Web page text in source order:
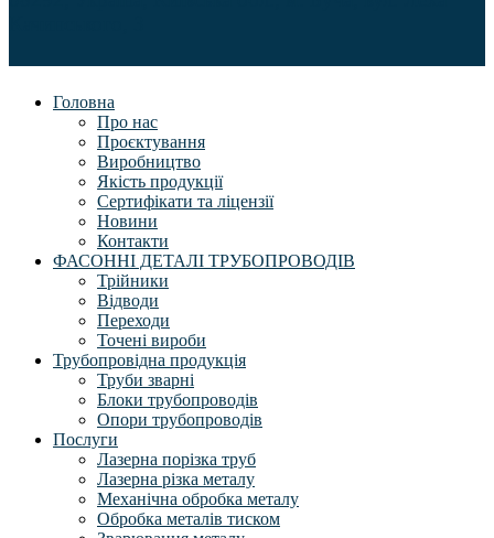
Головна
Про нас
Проєктування
Виробництво
Якість продукції
Сертифікати та ліцензії
Новини
Контакти
ФАСОННІ ДЕТАЛІ ТРУБОПРОВОДІВ
Трійники
Відводи
Переходи
Точені вироби
Трубопровідна продукція
Труби зварні
Блоки трубопроводів
Опори трубопроводів
Послуги
Лазерна порізка труб
Лазерна різка металу
Механічна обробка металу
Обробка металів тиском